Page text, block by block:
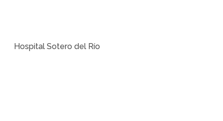
Hospital Sotero del Río